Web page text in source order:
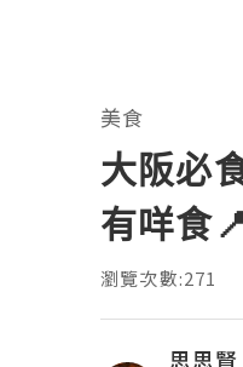
美食
大阪必
有咩食
瀏覽次數:271
思思